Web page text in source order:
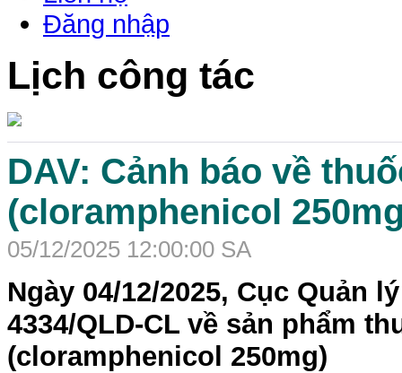
Đăng nhập
Lịch công tác
DAV: Cảnh báo về
(cloramphenicol
05/12/2025 12:00:00 SA
Ngày 04/12/2025, Cục Quản
4334/QLD-CL về sản phẩm
(cloramphenicol 250mg)